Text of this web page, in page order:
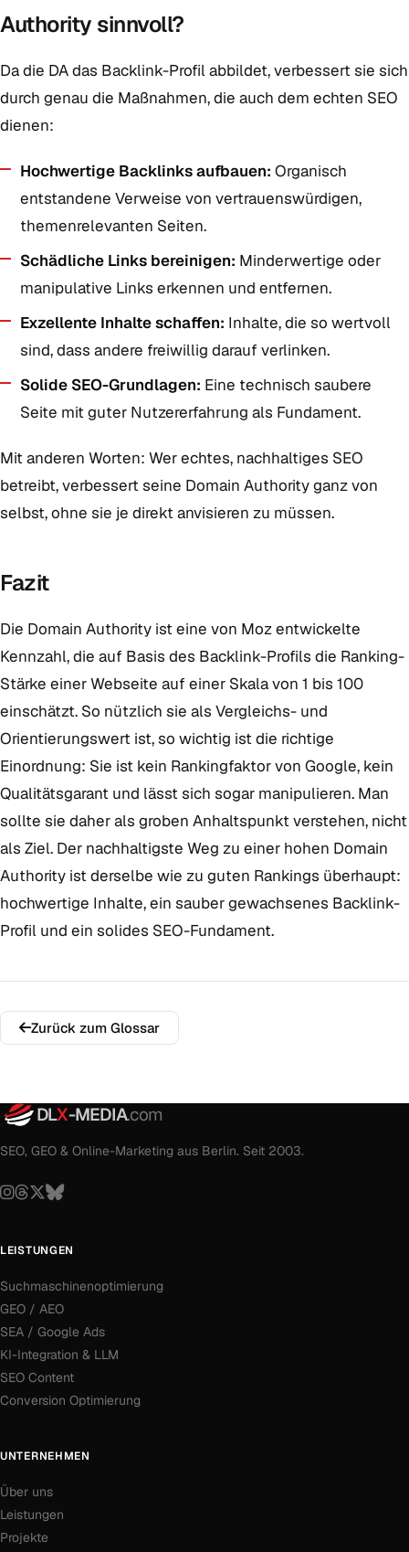
Authority sinnvoll?
Da die DA das Backlink-Profil abbildet, verbessert sie sich
durch genau die Maßnahmen, die auch dem echten SEO
dienen:
Hochwertige Backlinks aufbauen: Organisch
entstandene Verweise von vertrauenswürdigen,
themenrelevanten Seiten.
Schädliche Links bereinigen: Minderwertige oder
manipulative Links erkennen und entfernen.
Exzellente Inhalte schaffen: Inhalte, die so wertvoll
sind, dass andere freiwillig darauf verlinken.
Solide SEO-Grundlagen: Eine technisch saubere
Seite mit guter Nutzererfahrung als Fundament.
Mit anderen Worten: Wer echtes, nachhaltiges SEO
betreibt, verbessert seine Domain Authority ganz von
selbst, ohne sie je direkt anvisieren zu müssen.
Fazit
Die Domain Authority ist eine von Moz entwickelte
Kennzahl, die auf Basis des Backlink-Profils die Ranking-
Stärke einer Webseite auf einer Skala von 1 bis 100
einschätzt. So nützlich sie als Vergleichs- und
Orientierungswert ist, so wichtig ist die richtige
Einordnung: Sie ist kein Rankingfaktor von Google, kein
Qualitätsgarant und lässt sich sogar manipulieren. Man
sollte sie daher als groben Anhaltspunkt verstehen, nicht
als Ziel. Der nachhaltigste Weg zu einer hohen Domain
Authority ist derselbe wie zu guten Rankings überhaupt:
hochwertige Inhalte, ein sauber gewachsenes Backlink-
Profil und ein solides SEO-Fundament.
Zurück zum Glossar
DLX-MEDIA.com
SEO, GEO & Online-Marketing aus Berlin. Seit 2003.
LEISTUNGEN
Suchmaschinenoptimierung
GEO / AEO
SEA / Google Ads
KI-Integration & LLM
SEO Content
Conversion Optimierung
UNTERNEHMEN
Über uns
Leistungen
Projekte